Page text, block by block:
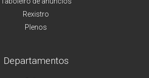
Rexistro
Plenos
Departamentos